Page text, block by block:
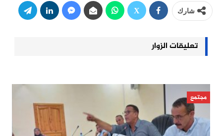
شارك
تعليقات الزوار
مجتمع